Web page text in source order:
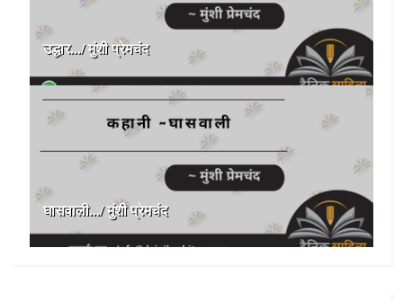
उद्धार.../ मुंशी प्रेमचंद
घासवाली.../ मुंशी प्रेमचंद